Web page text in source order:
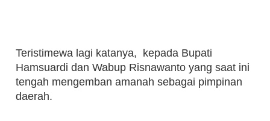
Teristimewa lagi katanya, kepada Bupati
Hamsuardi dan Wabup Risnawanto yang saat ini
tengah mengemban amanah sebagai pimpinan
daerah.